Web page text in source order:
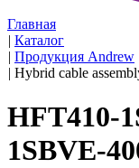
Главная
| Каталог
| Продукция Andrew
| Hybrid cable
HFT410-
1SBVE-